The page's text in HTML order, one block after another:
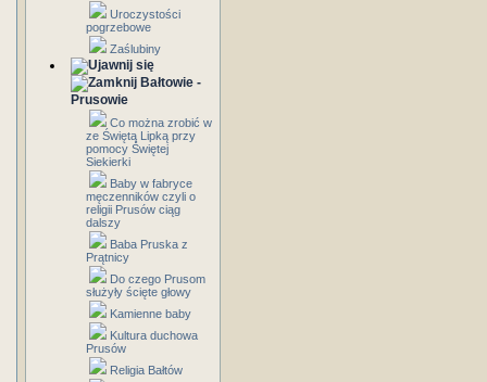
Uroczystości
pogrzebowe
Zaślubiny
Bałtowie -
Prusowie
Co można zrobić w
ze Świętą Lipką przy
pomocy Świętej
Siekierki
Baby w fabryce
męczenników czyli o
religii Prusów ciąg
dalszy
Baba Pruska z
Prątnicy
Do czego Prusom
służyły ścięte głowy
Kamienne baby
Kultura duchowa
Prusów
Religia Bałtów